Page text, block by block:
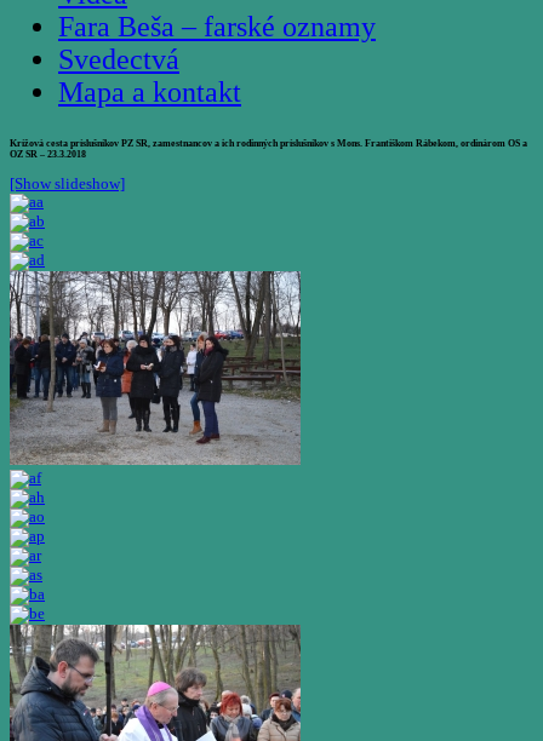
Fara Beša – farské oznamy
Svedectvá
Mapa a kontakt
Krížová cesta príslušníkov PZ SR, zamestnancov a ich rodinných príslušníkov s Mons. Františkom Rábekom, ordinárom OS a
OZ SR – 23.3.2018
[Show slideshow]